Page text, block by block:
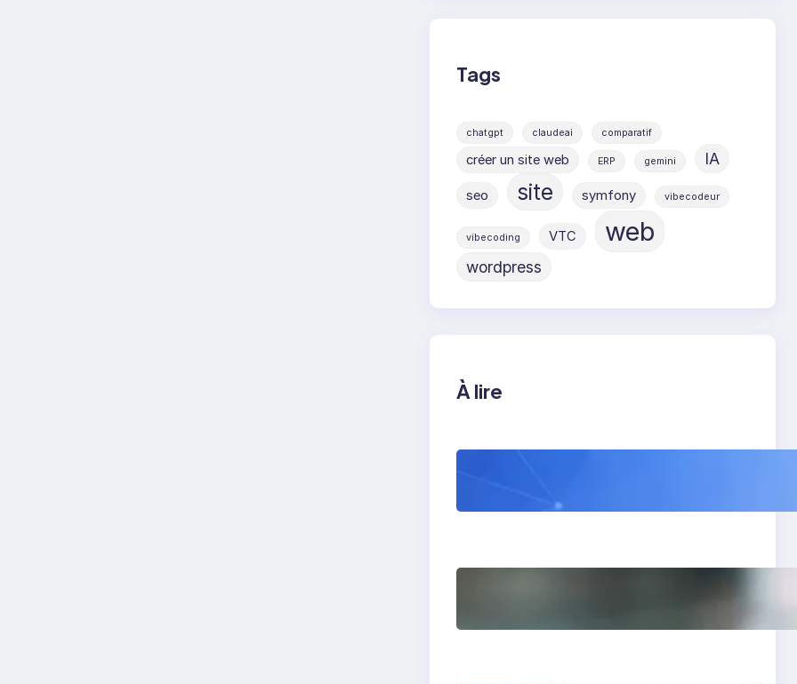
Tags
chatgpt claudeai comparatif
créer un site web ERP gemini IA
seo site symfony vibecodeur
vibecoding VTC web
wordpress
À lire
sortie (et ce que ça
photographe grâce à